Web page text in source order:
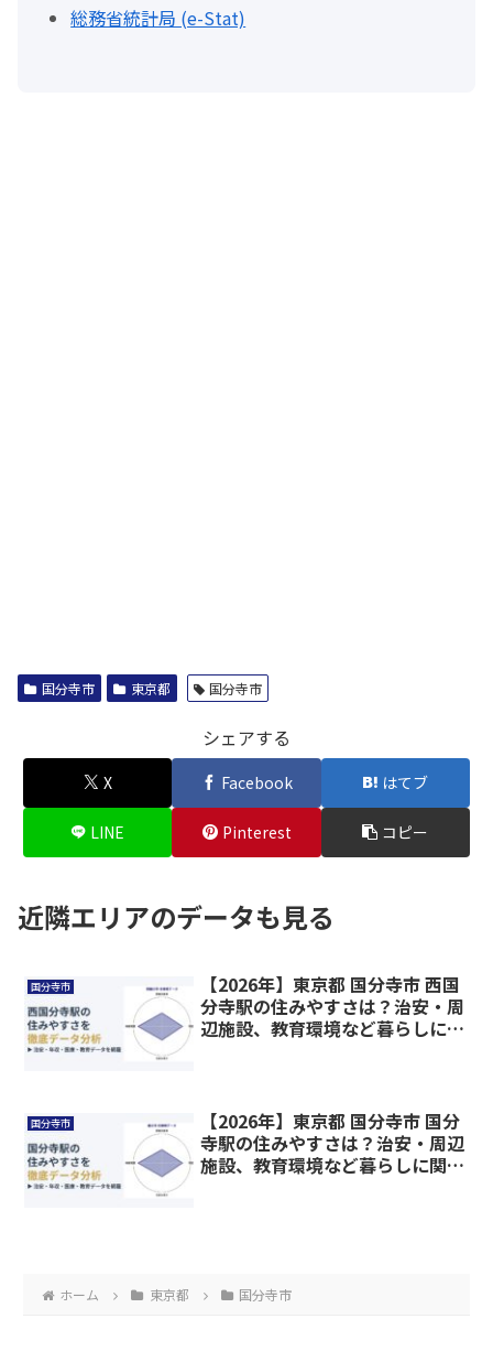
総務省統計局 (e-Stat)
国分寺市 東京都 国分寺市
シェアする
X Facebook はてブ
LINE Pinterest コピー
近隣エリアのデータも見る
国分寺市
【2026年】東京都 国分寺市 西国
分寺駅の住みやすさは？治安・周
辺施設、教育環境など暮らしに関
国分寺市
【2026年】東京都 国分寺市 国分
寺駅の住みやすさは？治安・周辺
施設、教育環境など暮らしに関わ
ホーム 東京都 国分寺市